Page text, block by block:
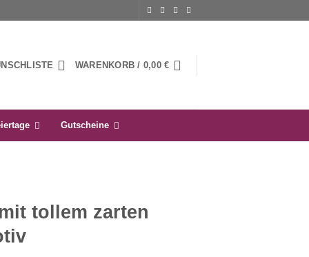
WARENKORB / 0,00€
Gutscheine
tollem zarten